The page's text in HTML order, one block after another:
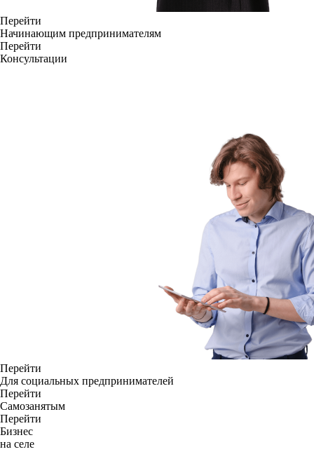
Перейти
Начинающим предпринимателям
Перейти
Консультации
Перейти
Для социальных предпринимателей
Перейти
Самозанятым
Перейти
Бизнес
на селе